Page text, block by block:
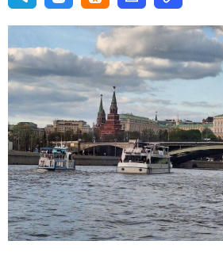
ОПК
Авторские материалы
Видео
Телефон редакции:+7 495 727-01-67
Электронные почты редакции:
Информационный отдел
info@business-magazine.online
Отдел рекламы
reklama@business-magazine.online